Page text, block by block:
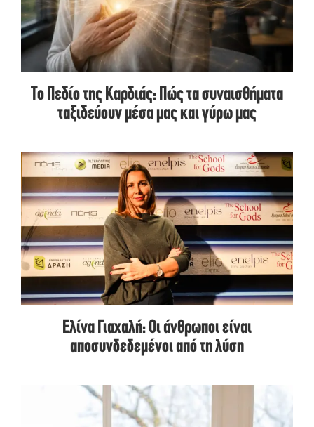
Το Πεδίο της Καρδιάς: Πώς τα συναισθήματα
ταξιδεύουν μέσα μας και γύρω μας
Ελίνα Γιαχαλή: Οι άνθρωποι είναι
αποσυνδεδεμένοι από τη λύση